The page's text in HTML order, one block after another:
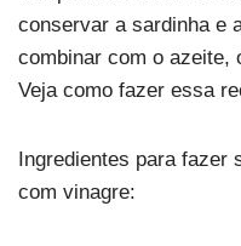
conservar a sardinha e
combinar com o azeite,
Veja como fazer essa
Ingredientes para fazer
com vinagre: